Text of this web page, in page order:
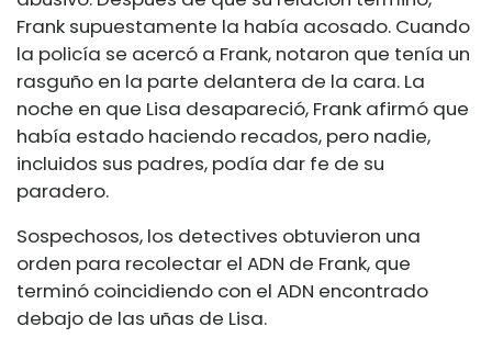
Frank supuestamente la había acosado. Cuando
la policía se acercó a Frank, notaron que tenía un
rasguño en la parte delantera de la cara. La
noche en que Lisa desapareció, Frank afirmó que
había estado haciendo recados, pero nadie,
incluidos sus padres, podía dar fe de su
paradero.
Sospechosos, los detectives obtuvieron una
orden para recolectar el ADN de Frank, que
terminó coincidiendo con el ADN encontrado
debajo de las uñas de Lisa.